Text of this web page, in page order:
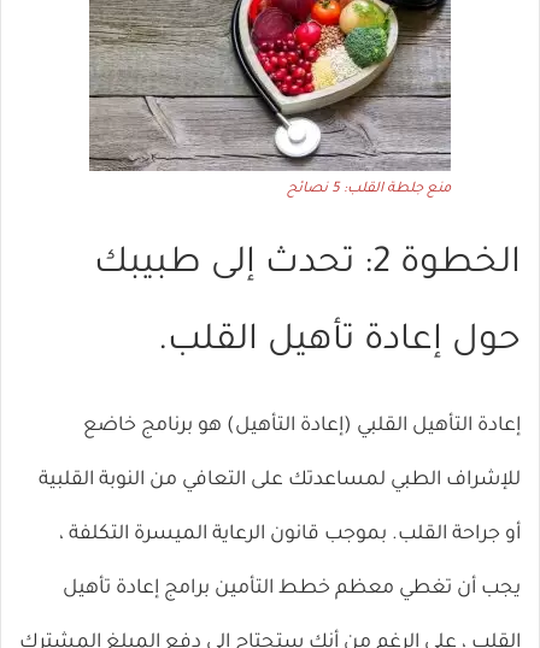
منع جلطة القلب: 5 نصائح
الخطوة 2: تحدث إلى طبيبك
حول إعادة تأهيل القلب.
إعادة التأهيل القلبي (إعادة التأهيل) هو برنامج خاضع
للإشراف الطبي لمساعدتك على التعافي من النوبة القلبية
أو جراحة القلب. بموجب قانون الرعاية الميسرة التكلفة ،
يجب أن تغطي معظم خطط التأمين برامج إعادة تأهيل
القلب ، على الرغم من أنك ستحتاج إلى دفع المبلغ المشترك